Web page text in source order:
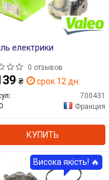
електрики
0 отзывов
₴ срок 12 дн.
700431
Франция
КУПИТЬ
Висока якість! 🔥